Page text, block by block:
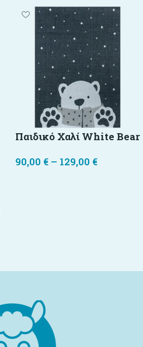
Παιδικό Χαλί White Bear
90,00 € – 129,00 €